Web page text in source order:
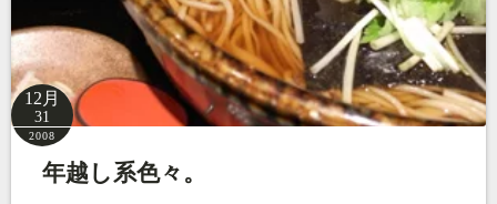
12月
31
2008
年越し系色々。